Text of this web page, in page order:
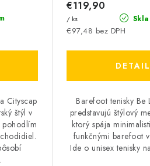
Cityscap
štýl v
pohodlím
€97,48 bez DPH
€119,90
/ ks
DETAIL
Barefoot tenisky Be
predstavujú štýlový
ktorý spája
funkčnými barefoot
Ide o unisex tenisky